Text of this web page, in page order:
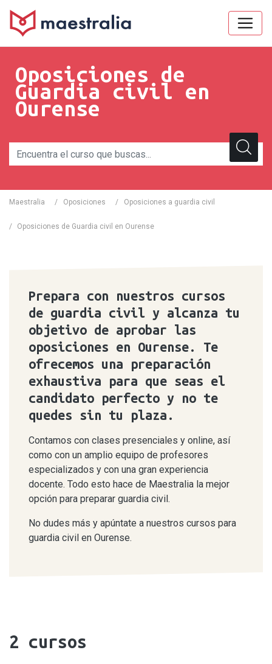
Oposiciones de
Guardia civil en
Ourense
Maestralia / Oposiciones / Oposiciones a guardia civil
/ Oposiciones de Guardia civil en Ourense
Prepara con nuestros cursos
de guardia civil y alcanza tu
objetivo de aprobar las
oposiciones en Ourense. Te
ofrecemos una preparación
exhaustiva para que seas el
candidato perfecto y no te
quedes sin tu plaza.
Contamos con clases presenciales y online, así
como con un amplio equipo de profesores
especializados y con una gran experiencia
docente. Todo esto hace de Maestralia la mejor
opción para preparar guardia civil.
No dudes más y apúntate a nuestros cursos para
guardia civil en Ourense.
2 cursos